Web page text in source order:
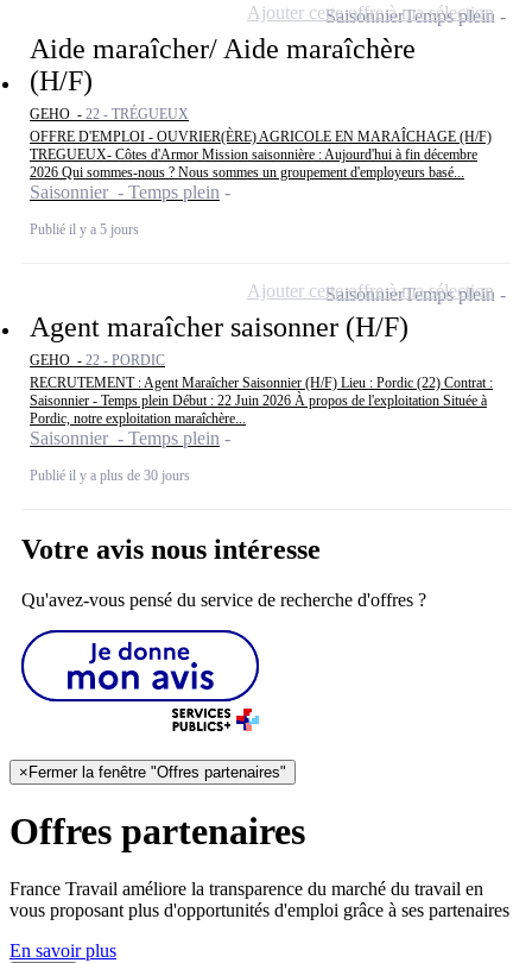
Aide maraîcher/ Aide maraîchère
(H/F)
GEHO - 22 - TRÉGUEUX
OFFRE D'EMPLOI - OUVRIER(ÈRE) AGRICOLE EN MARAÎCHAGE (H/F)
TREGUEUX- Côtes d'Armor Mission saisonnière : Aujourd'hui à fin décembre
2026 Qui sommes-nous ? Nous sommes un groupement d'employeurs basé...
Saisonnier - Temps plein
Publié il y a 5 jours
SaisonnierTemps plein
Ajouter cette offre à ma sélection
Agent maraîcher saisonner (H/F)
GEHO - 22 - PORDIC
RECRUTEMENT : Agent Maraîcher Saisonnier (H/F) Lieu : Pordic (22) Contrat :
Saisonnier - Temps plein Début : 22 Juin 2026 À propos de l'exploitation Située à
Pordic, notre exploitation maraîchère...
Saisonnier - Temps plein
Publié il y a plus de 30 jours
SaisonnierTemps plein
Ajouter cette offre à ma sélection
Votre avis nous intéresse
Qu'avez-vous pensé du service de recherche d'offres ?
×Fermer la fenêtre "Offres partenaires"
Offres partenaires
France Travail améliore la transparence du marché du travail en
vous proposant plus d'opportunités d'emploi grâce à ses partenaires
En savoir plus